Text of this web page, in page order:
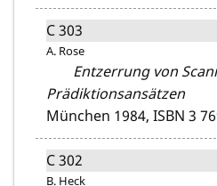
C 303
A. Rose
Entzerrung von
Prädiktionsansätzen
München 1984, ISBN 3
C 302
B. Heck